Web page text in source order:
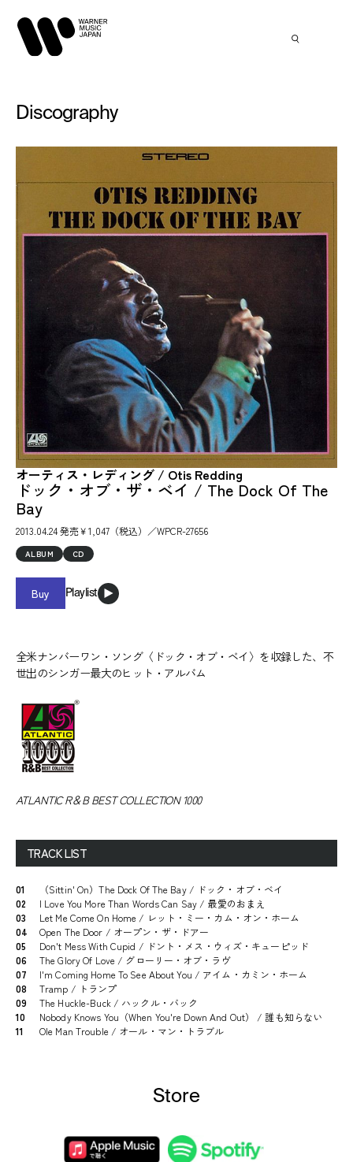
Discography
オーティス・レディング / Otis Redding
ドック・オブ・ザ・ベイ / The Dock Of The
Bay
2013.04.24 発売￥1,047（税込）／WPCR-27656
ALBUM CD
Buy Playlist
全米ナンバーワン・ソング〈ドック・オブ・ベイ〉を収録した、不
世出のシンガー最大のヒット・アルバム
ATLANTIC R＆B BEST COLLECTION 1000
TRACK LIST
01
（Sittin' On）The Dock Of The Bay / ドック・オブ・ベイ
02
I Love You More Than Words Can Say / 最愛のおまえ
03
Let Me Come On Home / レット・ミー・カム・オン・ホーム
04
Open The Door / オープン・ザ・ドアー
05
Don't Mess With Cupid / ドント・メス・ウィズ・キューピッド
06
The Glory Of Love / グローリー・オブ・ラヴ
07
I'm Coming Home To See About You / アイム・カミン・ホーム
08
Tramp / トランプ
09
The Huckle-Buck / ハックル・バック
10
Nobody Knows You（When You're Down And Out） / 誰も知らない
11
Ole Man Trouble / オール・マン・トラブル
Store